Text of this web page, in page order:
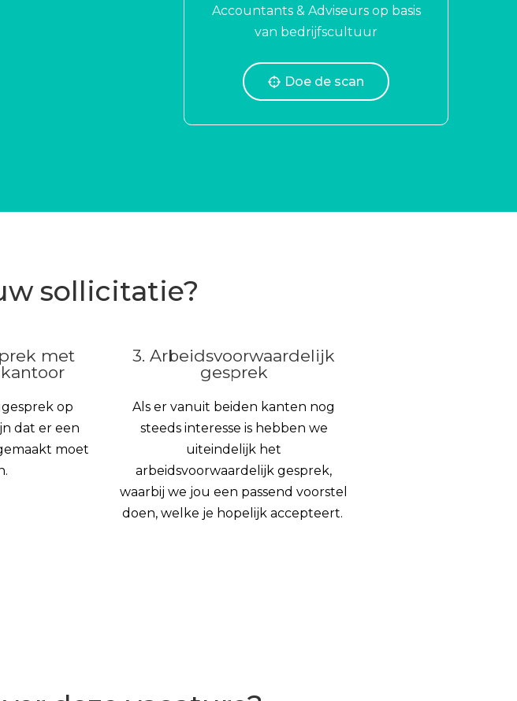
Accountants & Adviseurs op basis
van bedrijfscultuur
Doe de scan
sollicitatie?
met
kantoor
op
dat er een
moet
3. Arbeidsvoorwaardelijk
gesprek
Als er vanuit beiden kanten nog
steeds interesse is hebben we
uiteindelijk het
arbeidsvoorwaardelijk gesprek,
waarbij we jou een passend voorstel
doen, welke je hopelijk accepteert.